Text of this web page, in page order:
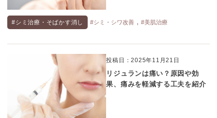
#シミ治療・そばかす消し #シミ・シワ改善 , #美肌治療
投稿日：2025年11月21日
リジュランは痛い？原因や効
果、痛みを軽減する工夫を紹介